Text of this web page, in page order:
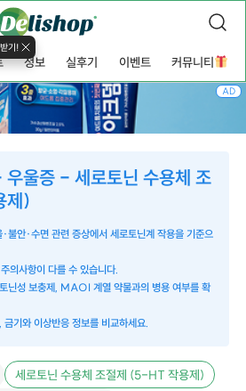
기!
정보 실후기 이벤트 커뮤니티
울증 - 세로토닌 수용체 조
제)
불안·수면 관련 증상에서 세로토닌계 작용을 기준으
의사항이 다를 수 있습니다.
닌성 보충제, MAOI 계열 약물과의 병용 여부를 확
기와 이상반응 정보를 비교하세요.
세로토닌 수용체 조절제 (5-HT 작용제)
AD